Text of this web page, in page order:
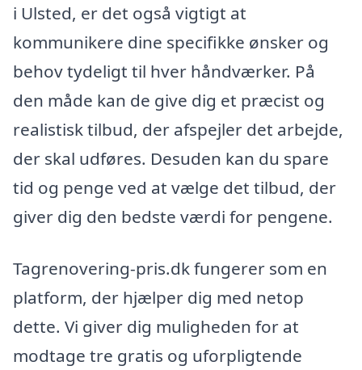
i Ulsted, er det også vigtigt at
kommunikere dine specifikke ønsker og
behov tydeligt til hver håndværker. På
den måde kan de give dig et præcist og
realistisk tilbud, der afspejler det arbejde,
der skal udføres. Desuden kan du spare
tid og penge ved at vælge det tilbud, der
giver dig den bedste værdi for pengene.
Tagrenovering-pris.dk fungerer som en
platform, der hjælper dig med netop
dette. Vi giver dig muligheden for at
modtage tre gratis og uforpligtende